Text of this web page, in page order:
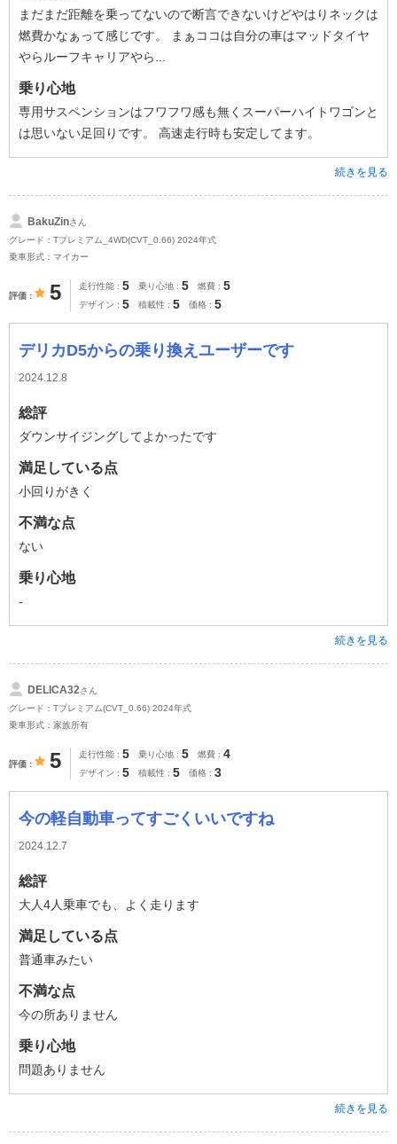
まだまだ距離を乗ってないので断言できないけどやはりネックは
燃費かなぁって感じです。 まぁココは自分の車はマッドタイヤ
やらルーフキャリアやら...
乗り心地
専用サスペンションはフワフワ感も無くスーパーハイトワゴンと
は思いない足回りです。 高速走行時も安定してます。
続きを見る
BakuZinさん
グレード：Tプレミアム_4WD(CVT_0.66) 2024年式
乗車形式：マイカー
評価 5 走行性能 5 乗り心地 5 燃費 5
デザイン 5 積載性 5 価格 5
デリカD5からの乗り換えユーザーです
2024.12.8
総評
ダウンサイジングしてよかったです
満足している点
小回りがきく
不満な点
ない
乗り心地
-
続きを見る
DELICA32さん
グレード：Tプレミアム(CVT_0.66) 2024年式
乗車形式：家族所有
評価 5 走行性能 5 乗り心地 5 燃費 4
デザイン 5 積載性 5 価格 3
今の軽自動車ってすごくいいですね
2024.12.7
総評
大人4人乗車でも、よく走ります
満足している点
普通車みたい
不満な点
今の所ありません
乗り心地
問題ありません
続きを見る